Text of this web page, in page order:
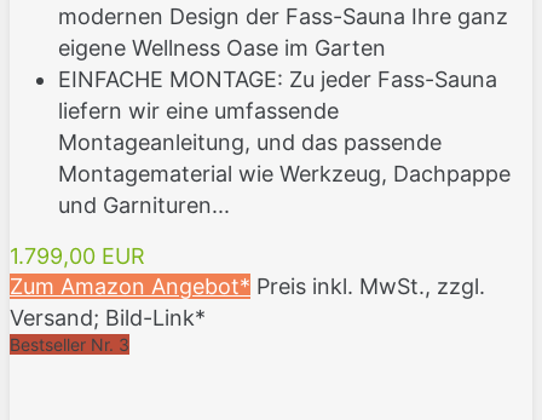
modernen Design der Fass-Sauna Ihre ganz
eigene Wellness Oase im Garten
EINFACHE MONTAGE: Zu jeder Fass-Sauna
liefern wir eine umfassende
Montageanleitung, und das passende
Montagematerial wie Werkzeug, Dachpappe
und Garnituren...
1.799,00 EUR
Zum Amazon Angebot* Preis inkl. MwSt., zzgl.
Versand; Bild-Link*
Bestseller Nr. 3